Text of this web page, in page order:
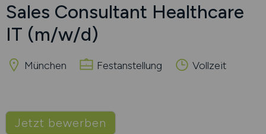
Sales Consultant Healthcare
IT (m/w/d)
München Festanstellung Vollzeit
Jetzt bewerben